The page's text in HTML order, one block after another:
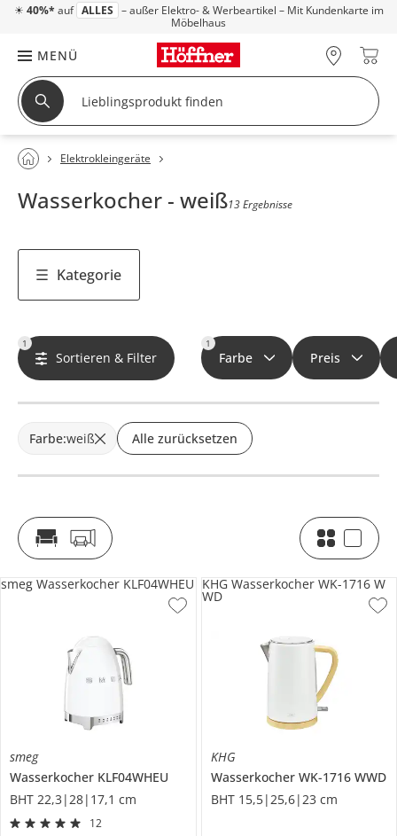
☀ 40%* auf ALLES – außer Elektro- & Werbeartikel – Mit Kundenkarte im
Möbelhaus
MENÜ
Elektrokleingeräte
Wasserkocher - weiß13 Ergebnisse
Kategorie
1
Sortieren & Filter
1
Farbe Preis
Farbe:weiß Alle zurücksetzen
smeg
Wasserkocher KLF04WHEU
BHT 22,3|28|17,1 cm
12
smeg Wasserkocher KLF04WHEU
KHG
Wasserkocher WK-1716 WWD
BHT 15,5|25,6|23 cm
KHG Wasserkocher WK-1716 W
WD